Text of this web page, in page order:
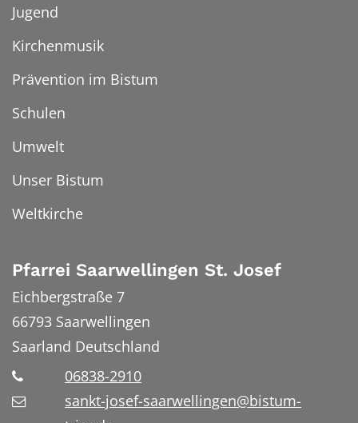
Jugend
Kirchenmusik
Prävention im Bistum
Schulen
Umwelt
Unser Bistum
Weltkirche
Pfarrei Saarwellingen St. Josef
Eichbergstraße 7
66793 Saarwellingen
Saarland Deutschland
06838-2910
sankt-josef-saarwellingen@bistum-